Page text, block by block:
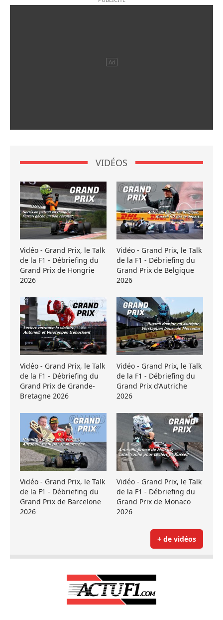
VIDÉOS
Vidéo - Grand Prix, le Talk
de la F1 - Débriefing du
Grand Prix de Hongrie
2026
Vidéo - Grand Prix, le Talk
de la F1 - Débriefing du
Grand Prix de Belgique
2026
Vidéo - Grand Prix, le Talk
de la F1 - Débriefing du
Grand Prix de Grande-
Bretagne 2026
Vidéo - Grand Prix, le Talk
de la F1 - Débriefing du
Grand Prix d’Autriche
2026
Vidéo - Grand Prix, le Talk
de la F1 - Débriefing du
Grand Prix de Barcelone
2026
Vidéo - Grand Prix, le Talk
de la F1 - Débriefing du
Grand Prix de Monaco
2026
+ de vidéos